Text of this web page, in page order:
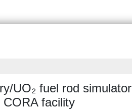
UO₂ fuel rod simulator
facility